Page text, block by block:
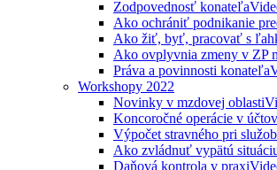
Zodpovednosť konateľa
Ako ochrániť podnikanie
Ako žiť, byť, pracovať s
Ako ovplyvnia zmeny v ZP
Práva a povinnosti konateľa
Workshopy 2022
Novinky v mzdovej oblasti
Koncoročné operácie v
Výpočet stravného pri
Ako zvládnuť vypätú
Daňová kontrola v praxi